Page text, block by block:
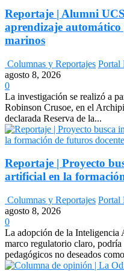
Reportaje | Alumni
aprendizaje
marinos
Columnas y Reportajes Portal
agosto 8, 2026
0
La investigación se realizó a
Robinson Crusoe, en el
declarada Reserva de la...
Reportaje | Proyecto
artificial en la
Columnas y Reportajes Portal
agosto 8, 2026
0
La adopción de la
marco regulatorio claro, podría
pedagógicos no deseados